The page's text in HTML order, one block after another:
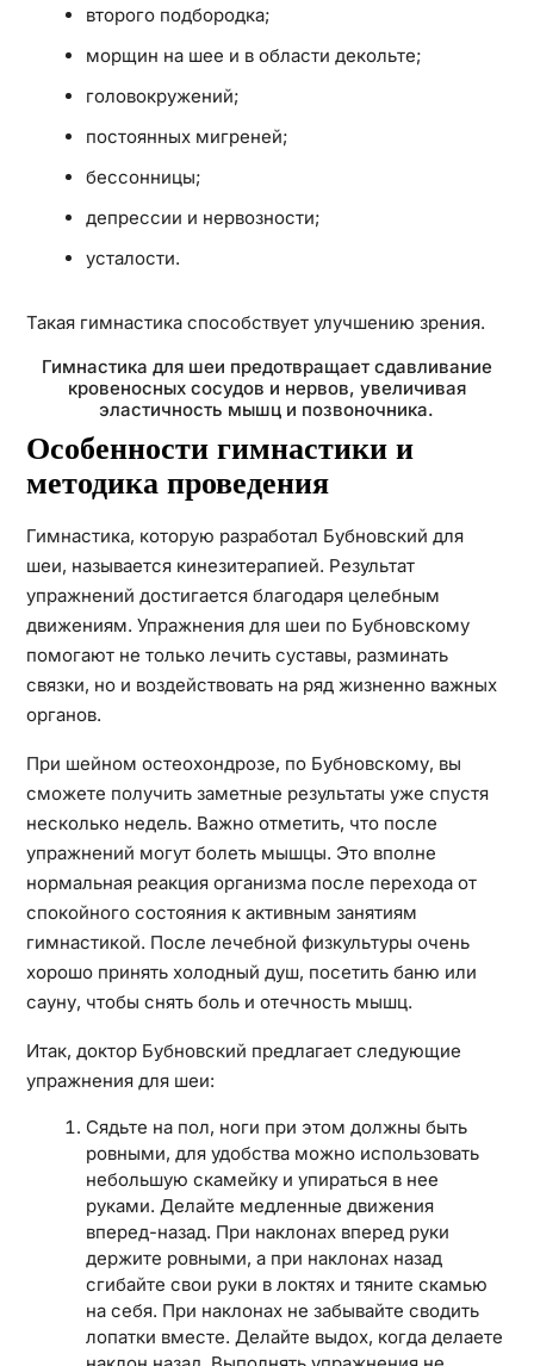
второго подбородка;
морщин на шее и в области декольте;
головокружений;
постоянных мигреней;
бессонницы;
депрессии и нервозности;
усталости.
Такая гимнастика способствует улучшению зрения.
Гимнастика для шеи предотвращает сдавливание
кровеносных сосудов и нервов, увеличивая
эластичность мышц и позвоночника.
Особенности гимнастики и
методика проведения
Гимнастика, которую разработал Бубновский для
шеи, называется кинезитерапией. Результат
упражнений достигается благодаря целебным
движениям. Упражнения для шеи по Бубновскому
помогают не только лечить суставы, разминать
связки, но и воздействовать на ряд жизненно важных
органов.
При шейном остеохондрозе, по Бубновскому, вы
сможете получить заметные результаты уже спустя
несколько недель. Важно отметить, что после
упражнений могут болеть мышцы. Это вполне
нормальная реакция организма после перехода от
спокойного состояния к активным занятиям
гимнастикой. После лечебной физкультуры очень
хорошо принять холодный душ, посетить баню или
сауну, чтобы снять боль и отечность мышц.
Итак, доктор Бубновский предлагает следующие
упражнения для шеи:
Сядьте на пол, ноги при этом должны быть
ровными, для удобства можно использовать
небольшую скамейку и упираться в нее
руками. Делайте медленные движения
вперед-назад. При наклонах вперед руки
держите ровными, а при наклонах назад
сгибайте свои руки в локтях и тяните скамью
на себя. При наклонах не забывайте сводить
лопатки вместе. Делайте выдох, когда делаете